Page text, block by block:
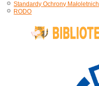
Standardy Ochrony Małoletnich
RODO